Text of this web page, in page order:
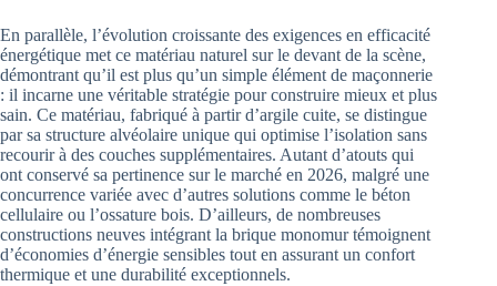
En parallèle, l’évolution croissante des exigences en efficacité
énergétique met ce matériau naturel sur le devant de la scène,
démontrant qu’il est plus qu’un simple élément de maçonnerie
: il incarne une véritable stratégie pour construire mieux et plus
sain. Ce matériau, fabriqué à partir d’argile cuite, se distingue
par sa structure alvéolaire unique qui optimise l’isolation sans
recourir à des couches supplémentaires. Autant d’atouts qui
ont conservé sa pertinence sur le marché en 2026, malgré une
concurrence variée avec d’autres solutions comme le béton
cellulaire ou l’ossature bois. D’ailleurs, de nombreuses
constructions neuves intégrant la brique monomur témoignent
d’économies d’énergie sensibles tout en assurant un confort
thermique et une durabilité exceptionnels.